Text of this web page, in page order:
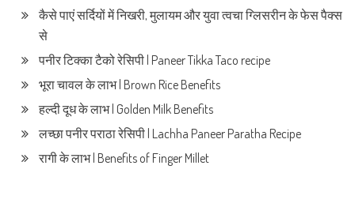
कैसे पाएं सर्दियों में निखरी, मुलायम और युवा त्वचा ग्लिसरीन के फेस पैक्स
से
पनीर टिक्का टैको रेसिपी | Paneer Tikka Taco recipe
भूरा चावल के लाभ | Brown Rice Benefits
हल्दी दूध के लाभ | Golden Milk Benefits
लच्छा पनीर पराठा रेसिपी | Lachha Paneer Paratha Recipe
रागी के लाभ | Benefits of Finger Millet